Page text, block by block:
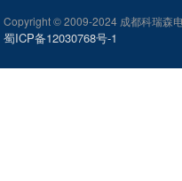
Copyright © 2009-2024 成都科瑞森
蜀ICP备12030768号-1